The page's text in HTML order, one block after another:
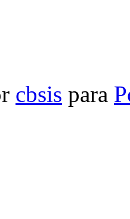
cbsis para